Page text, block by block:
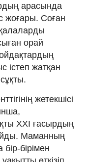
арасында
жоғары. Соған
орай
істеп жатқан
сұқты.
жетекшісі
ХХІ ғасырдың
Маманның
бір-бірімен